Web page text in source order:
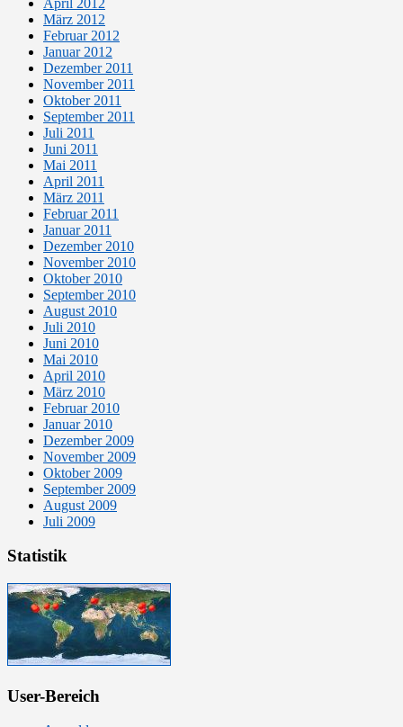
März 2012
Februar 2012
Januar 2012
Dezember 2011
November 2011
Oktober 2011
September 2011
Juli 2011
Juni 2011
Mai 2011
April 2011
März 2011
Februar 2011
Januar 2011
Dezember 2010
November 2010
Oktober 2010
September 2010
August 2010
Juli 2010
Juni 2010
Mai 2010
April 2010
März 2010
Februar 2010
Januar 2010
Dezember 2009
November 2009
Oktober 2009
September 2009
August 2009
Juli 2009
Statistik
User-Bereich